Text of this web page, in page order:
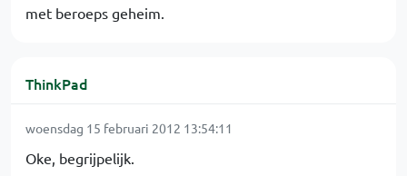
met beroeps geheim.
ThinkPad
woensdag 15 februari 2012 13:54:11
Oke, begrijpelijk.